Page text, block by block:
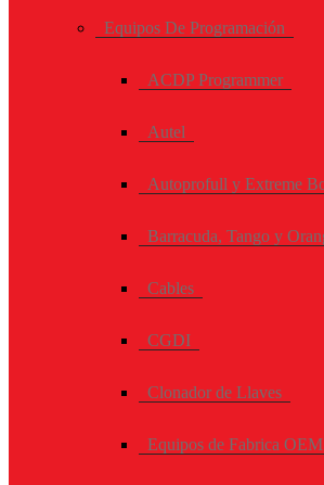
Equipos De Programación
ACDP Programmer
Autel
Autoprofull y Extreme
Barracuda, Tango y
Cables
CGDI
Clonador de Llaves
Equipos de Fabrica OEM